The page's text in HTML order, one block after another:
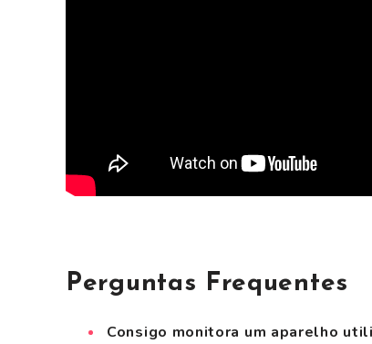
Perguntas Frequentes
Consigo monitora um aparelho